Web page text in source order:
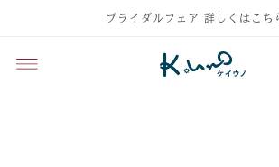
ブライダルフェア 詳しくはこち